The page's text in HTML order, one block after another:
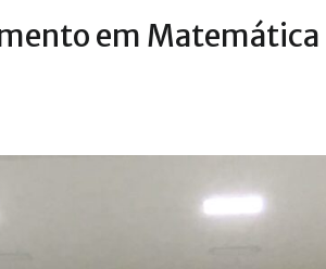
em Matemática